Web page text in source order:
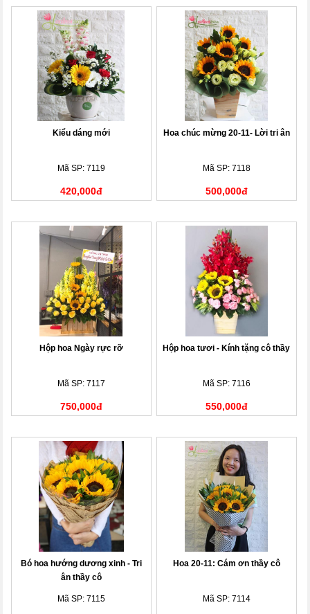
Kiểu dáng mới
Mã SP: 7119
420,000đ
Hoa chúc mừng 20-11- Lời tri ân
Mã SP: 7118
500,000đ
Hộp hoa Ngày rực rỡ
Mã SP: 7117
750,000đ
Hộp hoa tươi - Kính tặng cô thầy
Mã SP: 7116
550,000đ
Bó hoa hướng dương xinh - Tri
ân thầy cô
Mã SP: 7115
Hoa 20-11: Cám ơn thầy cô
Mã SP: 7114